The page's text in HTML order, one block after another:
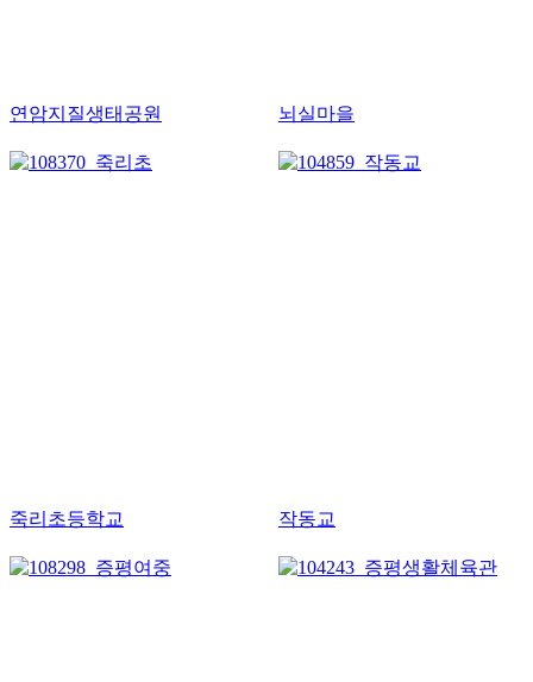
연암지질생태공원 뇌실마을
죽리초등학교 작동교